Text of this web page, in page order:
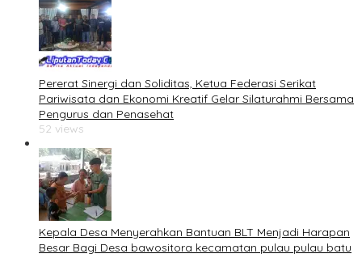
Pererat Sinergi dan Soliditas, Ketua Federasi Serikat
Pariwisata dan Ekonomi Kreatif Gelar Silaturahmi Bersama
Pengurus dan Penasehat
52 views
Kepala Desa Menyerahkan Bantuan BLT Menjadi Harapan
Besar Bagi Desa bawositora kecamatan pulau pulau batu